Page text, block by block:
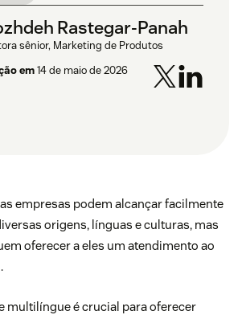
Rastegar-Panah
sênior, Marketing de Produtos
em14 de maio de 2026
empresas podem alcançar facilmente
origens, línguas e culturas, mas
oferecer a eles um atendimento ao
multilíngue é crucial para oferecer